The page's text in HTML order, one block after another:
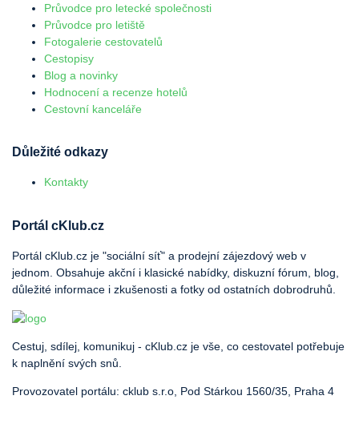
Průvodce pro letecké společnosti
Průvodce pro letiště
Fotogalerie cestovatelů
Cestopisy
Blog a novinky
Hodnocení a recenze hotelů
Cestovní kanceláře
Důležité odkazy
Kontakty
Portál cKlub.cz
Portál cKlub.cz je "sociální síť" a prodejní zájezdový web v
jednom. Obsahuje akční i klasické nabídky, diskuzní fórum, blog,
důležité informace i zkušenosti a fotky od ostatních dobrodruhů.
Cestuj, sdílej, komunikuj - cKlub.cz je vše, co cestovatel potřebuje
k naplnění svých snů.
Provozovatel portálu: cklub s.r.o, Pod Stárkou 1560/35, Praha 4